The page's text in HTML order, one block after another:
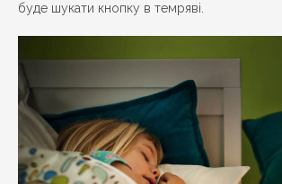
буде шукати кнопку в темряві.